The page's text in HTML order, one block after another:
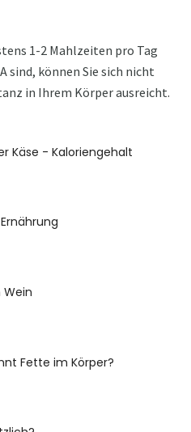
1-2 Mahlzeiten pro Tag
sind, können Sie sich nicht
in Ihrem Körper ausreicht.
Käse - Kaloriengehalt
Fette im Körper?